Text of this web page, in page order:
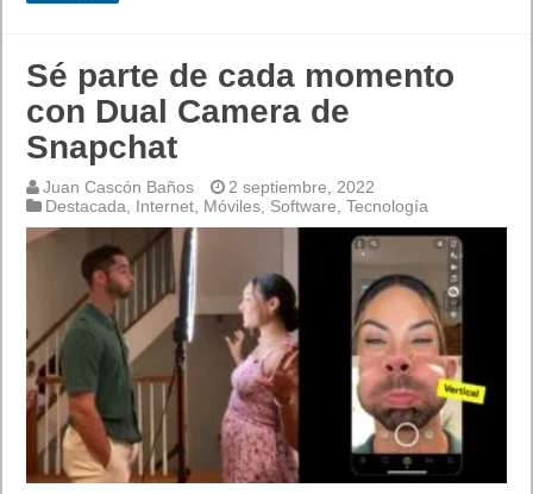
Sé parte de cada momento
con Dual Camera de
Snapchat
Juan Cascón Baños
2 septiembre, 2022
Destacada
Internet Móviles Software ,Tecnología